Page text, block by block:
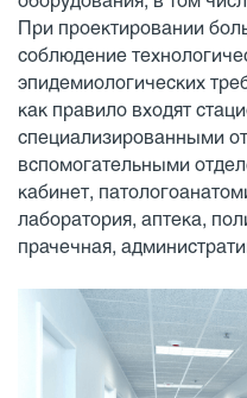
При проектировании
соблюдение
эпидемиологических
как правило входят
специализированными
вспомогательными
кабинет,
лаборатория, аптека,
прачечная,